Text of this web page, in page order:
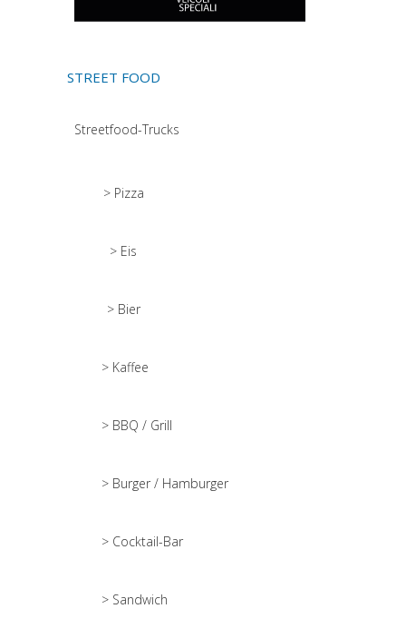
STREET FOOD
Streetfood-Trucks
> Pizza
> Eis
> Bier
> Kaffee
> BBQ / Grill
> Burger / Hamburger
> Cocktail-Bar
> Sandwich